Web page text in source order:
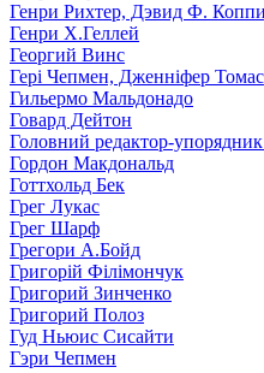
Генри Рихтер, Дэвид Ф.
Генри Х.Геллей
Георгий Винс
Гері Чепмен, Дженніфер Томас
Гильермо Мальдонадо
Говард Дейтон
Головний редактор-
Гордон Макдональд
Готтхольд Бек
Грег Лукас
Грег Шарф
Грегори А.Бойд
Григорій Філімончук
Григорий Зинченко
Григорий Полоз
Гуд Ньюис Сисайти
Гэри Чепмен